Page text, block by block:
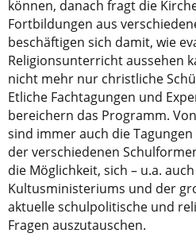
können, danach fragt die
Fortbildungen aus
beschäftigen sich damit, wie
Religionsunterricht aussehen
nicht mehr nur christliche
Etliche Fachtagungen und
bereichern das Programm.
sind immer auch die
der verschiedenen
die Möglichkeit, sich – u.a.
Kultusministeriums und der
aktuelle schulpolitische und
Fragen auszutauschen.